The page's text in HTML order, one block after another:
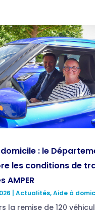
: le
les conditions de
AMPER
Actualités,Aide à
la remise de 120